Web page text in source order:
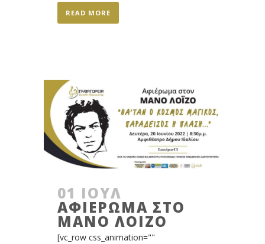
READ MORE
01 ΙΟΎΛ
ΑΦΙΕΡΩΜΑ ΣΤΟ
ΜΑΝΟ ΛΟΙΖΟ
[vc_row css_animation=""